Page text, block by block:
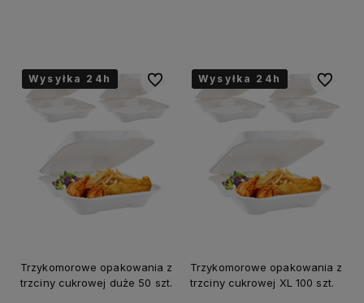
Wysyłka 24h
Wysyłka 24h
Wysyłka 24h
Trzykomorowe opakowania z
trzciny cukrowej duże 50 szt.
Do ulubionychWysyłka 24h
Wysyłka 24h
Wysyłka 24h
Trzykomorowe opakowania z
trzciny cukrowej XL 100 szt.
Do